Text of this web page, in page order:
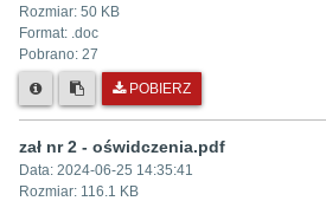
Rozmiar: 50 KB
Format: .doc
Pobrano: 27
POBIERZ
zał nr 2 - oświdczenia.pdf
Data: 2024-06-25 14:35:41
Rozmiar: 116.1 KB